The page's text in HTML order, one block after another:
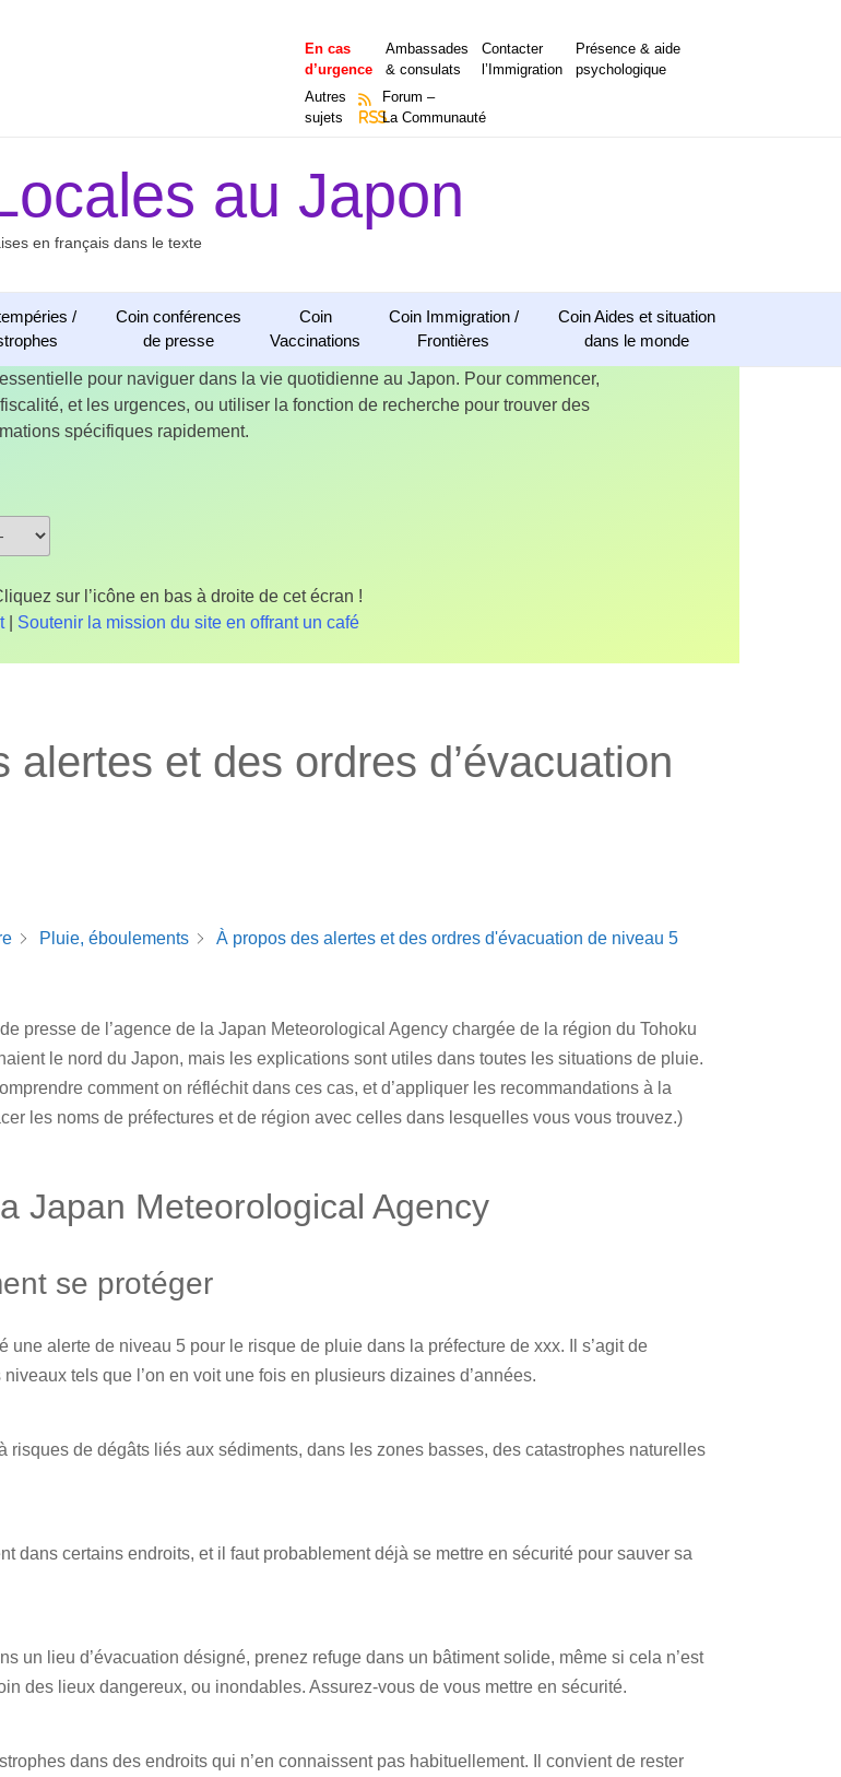
En cas
d’urgence
Ambassades
& consulats
Contacter
l’Immigration
Présence & aide
psychologique
Autres
sujets
RSS
Forum –
La Communauté
au Japon
en français dans le texte
/
Coin conférences
de presse
Coin
Vaccinations
Coin Immigration /
Frontières
Coin Aides et situation
dans le monde
pour naviguer dans la vie quotidienne au Japon. Pour commencer,
et les urgences, ou utiliser la fonction de recherche pour trouver des
spécifiques rapidement.
sur l’icône en bas à droite de cet écran !
| Soutenir la mission du site en offrant un café
alertes et des ordres d’évacuation
Pluie, éboulements À propos des alertes et des ordres d'évacuation de niveau 5
presse de l’agence de la Japan Meteorological Agency chargée de la région du Tohoku
le nord du Japon, mais les explications sont utiles dans toutes les situations de pluie.
comment on réfléchit dans ces cas, et d’appliquer les recommandations à la
les noms de préfectures et de région avec celles dans lesquelles vous vous trouvez.)
Japan Meteorological Agency
se protéger
une alerte de niveau 5 pour le risque de pluie dans la préfecture de xxx. Il s’agit de
tels que l’on en voit une fois en plusieurs dizaines d’années.
risques de dégâts liés aux sédiments, dans les zones basses, des catastrophes naturelles
dans certains endroits, et il faut probablement déjà se mettre en sécurité pour sauver sa
un lieu d’évacuation désigné, prenez refuge dans un bâtiment solide, même si cela n’est
des lieux dangereux, ou inondables. Assurez-vous de vous mettre en sécurité.
dans des endroits qui n’en connaissent pas habituellement. Il convient de rester